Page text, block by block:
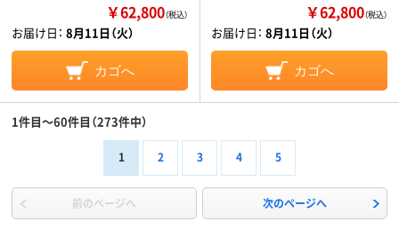
￥62,800（税込）
お届け日： 8月11日（火）
カゴへ
￥62,800（税込）
お届け日： 8月11日（火）
カゴへ
1件目～60件目（273件中）
1 2 3 4 5
前のページへ 次のページへ